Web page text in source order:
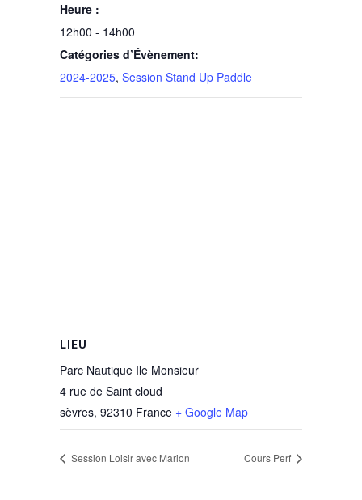
Heure :
12h00 - 14h00
Catégories d’Évènement:
2024-2025, Session Stand Up Paddle
LIEU
Parc Nautique Ile Monsieur
4 rue de Saint cloud
sèvres, 92310 France + Google Map
Session Loisir avec Marion Cours Perf